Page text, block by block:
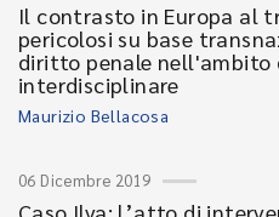
Il contrasto in Europa al
pericolosi su base
diritto penale nell'ambito
interdisciplinare
Maurizio Bellacosa
06 Dicembre 2019